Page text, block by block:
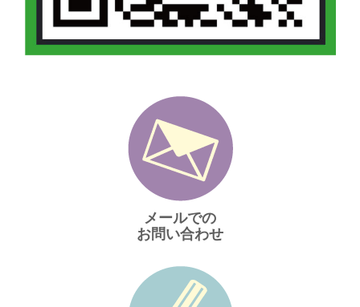
メールでの
お問い合わせ